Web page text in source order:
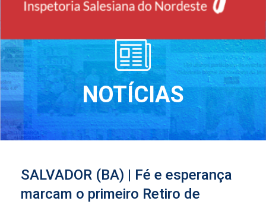
NOTÍCIAS
SALVADOR (BA) | Fé e esperança
marcam o primeiro Retiro de